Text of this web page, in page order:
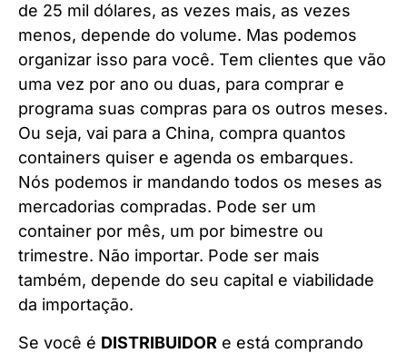
de 25 mil dólares, as vezes mais, as vezes
menos, depende do volume. Mas podemos
organizar isso para você. Tem clientes que vão
uma vez por ano ou duas, para comprar e
programa suas compras para os outros meses.
Ou seja, vai para a China, compra quantos
containers quiser e agenda os embarques.
Nós podemos ir mandando todos os meses as
mercadorias compradas. Pode ser um
container por mês, um por bimestre ou
trimestre. Não importar. Pode ser mais
também, depende do seu capital e viabilidade
da importação.
Se você é DISTRIBUIDOR e está comprando